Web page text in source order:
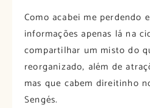
Como acabei me perdendo
informações apenas lá na
compartilhar um misto do
reorganizado, além de
mas que cabem direitinho
Sengés.